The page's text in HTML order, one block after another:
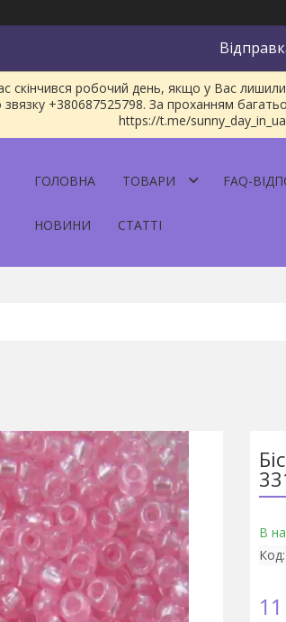
скінчився робочий день, якщо у Вас
+380687525798. За проханням
https://t.me/
ГОЛОВНА ТОВАРИ FAQ-
НОВИНИ СТАТТІ
В
Код: